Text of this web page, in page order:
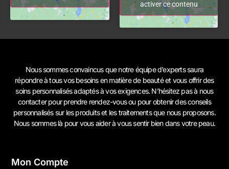
activer ce contenu
Nous sommes convaincus que notre équipe d’experts saura
répondre à tous vos besoins en matière de beauté et vous offrir des
soins personnalisés adaptés à vos exigences. N’hésitez pas à nous
contacterpour prendre rendez-vous ou pour obtenir des conseils
personnalisés sur les produits et les traitements que nous proposons.
Nous sommes là pour vous aider à vous sentir bien dans votre peau.
Mon Compte